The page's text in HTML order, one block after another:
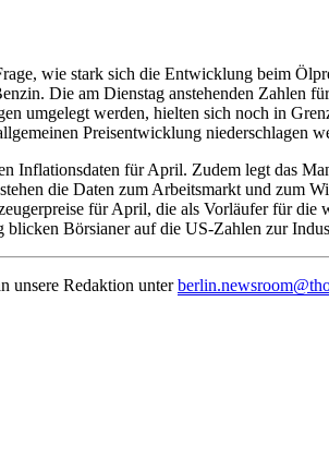
wie stark sich die Entwicklung beim
Die am Dienstag anstehenden
umgelegt werden, hielten sich noch in
Preisentwicklung niederschlagen
Inflationsdaten für April. Zudem legt das
die Daten zum Arbeitsmarkt und zum
für April, die als Vorläufer für die
Börsianer auf die US-Zahlen zur
unsere Redaktion unter